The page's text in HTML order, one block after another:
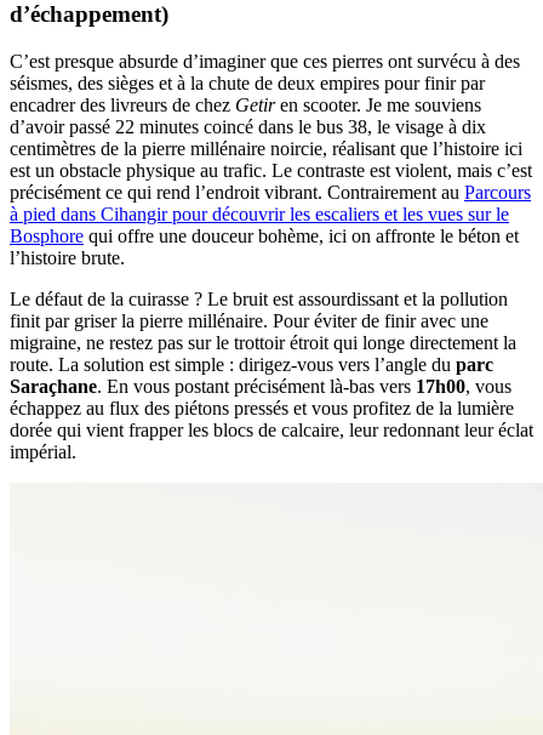
d’échappement)
C’est presque absurde d’imaginer que ces pierres ont survécu à des
séismes, des sièges et à la chute de deux empires pour finir par
encadrer des livreurs de chez Getiren scooter. Je me souviens
d’avoir passé 22 minutes coincé dans le bus 38, le visage à dix
centimètres de la pierre millénaire noircie, réalisant que l’histoire ici
est un obstacle physique au trafic. Le contraste est violent, mais c’est
précisément ce qui rend l’endroit vibrant. Contrairement au Parcours
à pied dans Cihangir pour découvrir les escaliers et les vues sur le
Bosphore qui offre une douceur bohème, ici on affronte le béton et
l’histoire brute.
Le défaut de la cuirasse ? Le bruit est assourdissant et la pollution
finit par griser la pierre millénaire. Pour éviter de finir avec une
migraine, ne restez pas sur le trottoir étroit qui longe directement la
route. La solution est simple : dirigez-vous vers l’angle du parc
Saraçhane. En vous postant précisément là-bas vers 17h00, vous
échappez au flux des piétons pressés et vous profitez de la lumière
dorée qui vient frapper les blocs de calcaire, leur redonnant leur éclat
impérial.